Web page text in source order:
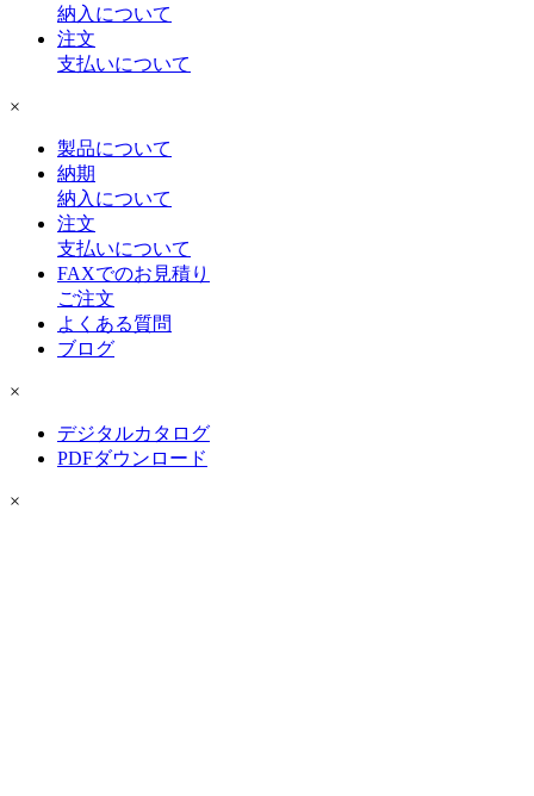
納入について
注文
支払いについて
×
製品について
納期
納入について
注文
支払いについて
FAXでのお見積り
ご注文
よくある質問
ブログ
×
デジタルカタログ
PDFダウンロード
×